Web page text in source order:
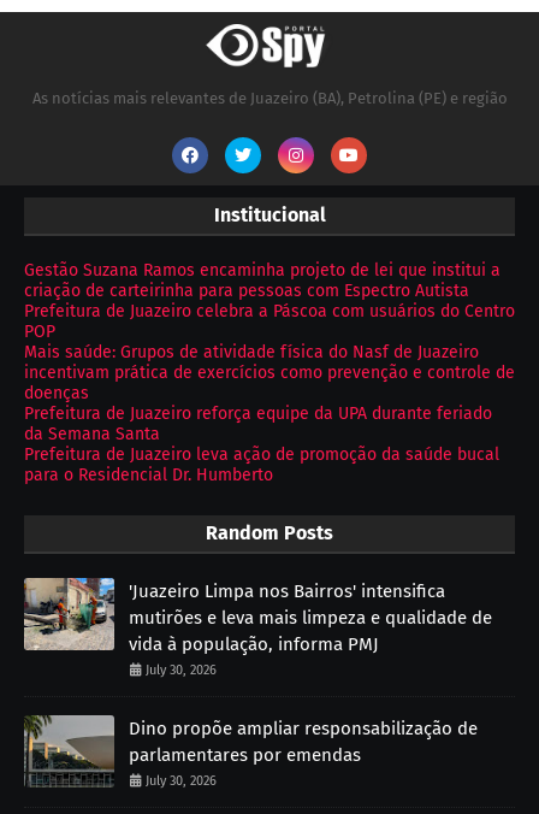
As notícias mais relevantes de Juazeiro (BA), Petrolina (PE) e região
Institucional
Gestão Suzana Ramos encaminha projeto de lei que institui a
criação de carteirinha para pessoas com Espectro Autista
Prefeitura de Juazeiro celebra a Páscoa com usuários do Centro
POP
Mais saúde: Grupos de atividade física do Nasf de Juazeiro
incentivam prática de exercícios como prevenção e controle de
doenças
Prefeitura de Juazeiro reforça equipe da UPA durante feriado
da Semana Santa
Prefeitura de Juazeiro leva ação de promoção da saúde bucal
para o Residencial Dr. Humberto
Random Posts
'Juazeiro Limpa nos Bairros' intensifica
mutirões e leva mais limpeza e qualidade de
vida à população, informa PMJ
July 30, 2026
Dino propõe ampliar responsabilização de
parlamentares por emendas
July 30, 2026